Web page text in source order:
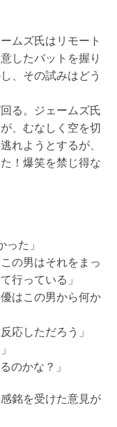
ムズ氏はリモート
したバットを握り
、その試みはどう
る。ジェームズ氏
、むなしく空を切
れようとするが、
！爆笑を禁じ得な
った」
の男はそれをまっ
行っている」
はこの男から何か
応しただろう」
のかな？」
銘を受けた意見が